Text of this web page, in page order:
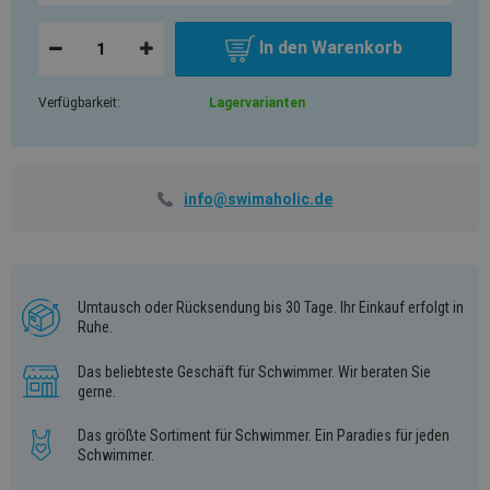
In den Warenkorb
Verfügbarkeit: Lagervarianten
info@swimaholic.de
Umtausch oder Rücksendung bis 30 Tage. Ihr Einkauf erfolgt in
Ruhe.
Das beliebteste Geschäft für Schwimmer. Wir beraten Sie
gerne.
Das größte Sortiment für Schwimmer. Ein Paradies für jeden
Schwimmer.